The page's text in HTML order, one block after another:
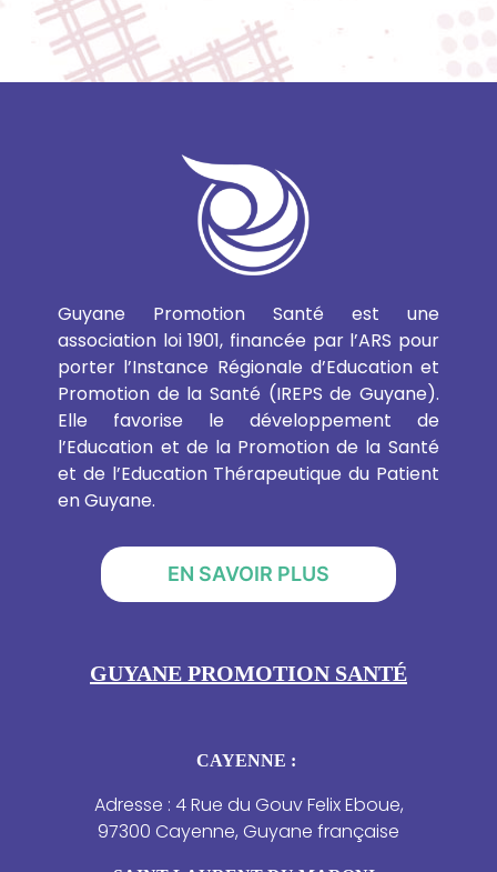
Guyane Promotion Santé est une
association loi 1901, financée par l’ARS pour
porter l’Instance Régionale d’Education et
Promotion de la Santé (IREPS de Guyane).
Elle favorise le développement de
l’Education et de la Promotion de la Santé
et de l’Education Thérapeutique du Patient
en Guyane.
EN SAVOIR PLUS
GUYANE PROMOTION SANTÉ
CAYENNE :
Adresse : 4 Rue du Gouv Felix Eboue,
97300 Cayenne, Guyane française